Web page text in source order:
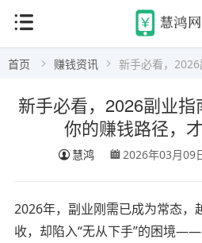
首页 赚钱资讯 新手必看，2026副业指
新手必看，2026副业
你的赚钱路径，
慧鸿 2026年03月09
2026年，副业刚需已成为常态，
收，却陷入“无从下手”的困境